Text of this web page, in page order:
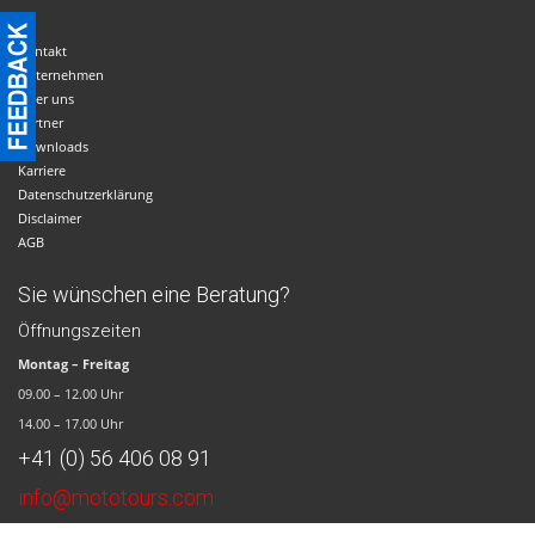
Kontakt
Unternehmen
Über uns
Partner
Downloads
Karriere
Datenschutzerklärung
Disclaimer
AGB
Sie wünschen eine Beratung?
Öffnungszeiten
Montag – Freitag
09.00 – 12.00 Uhr
14.00 – 17.00 Uhr
+41 (0) 56 406 08 91
info@mototours.com